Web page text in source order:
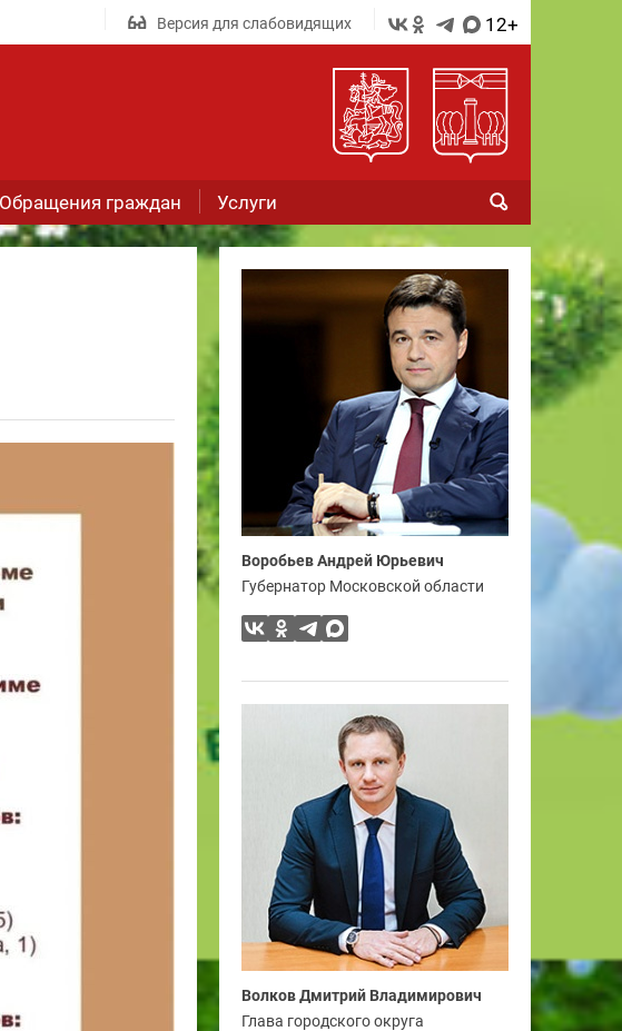
Версия для слабовидящих 12+
Обращения граждан Услуги
Воробьев Андрей Юрьевич
Губернатор Московской области
Волков Дмитрий Владимирович
Глава городского округа